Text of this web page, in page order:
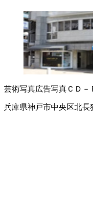
芸術写真広告写真ＣＤ－
兵庫県神戸市中央区北長